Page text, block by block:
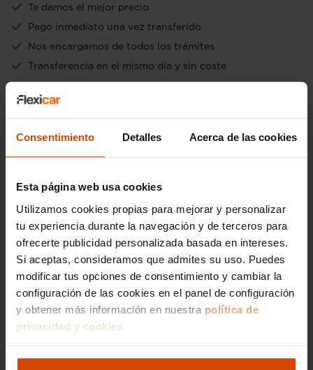
Consentimiento Detalles Acerca de las cookies
Esta página web usa cookies
Utilizamos cookies propias para mejorar y personalizar
tu experiencia durante la navegación y de terceros para
ofrecerte publicidad personalizada basada en intereses.
Si aceptas, consideramos que admites su uso. Puedes
modificar tus opciones de consentimiento y cambiar la
configuración de las cookies en el panel de configuración
y obtener más información en nuestra política de
privacidad y cookies.
Te damos el mejor precio
Pago inmediato una vez transferido
Nos encargamos de todos los trámites
Transferencia en el mismo día y sin coste
Aceptamos tu vehículo como forma de pago
Si lo prefieres,
gestionamos la venta de
tu vehículo
Nos encargamos de todos los trámites
Reportaje fotográfico
Publicación en los principales portales